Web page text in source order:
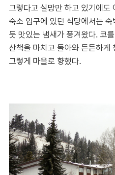
그렇다고 실망만 하고 있기에도
숙소 입구에 있던 식당에서는
듯 맛있는 냄새가 풍겨왔다. 코
산책을 마치고 돌아와 든든하게
그렇게 마을로 향했다.